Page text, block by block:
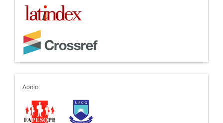
apoio
Apoio